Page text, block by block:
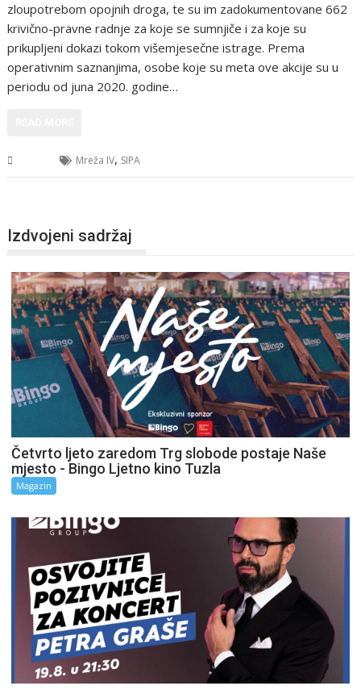
zloupotrebom opojnih droga, te su im zadokumentovane 662
krivično-pravne radnje za koje se sumnjiče i za koje su
prikupljeni dokazi tokom višemjesečne istrage. Prema
operativnim saznanjima, osobe koje su meta ove akcije su u
periodu od juna 2020. godine…
Mreža IV, SIPA
Izdvojeni sadržaj
Četvrto ljeto zaredom Trg slobode postaje Naše
mjesto - Bingo Ljetno kino Tuzla
Magazin